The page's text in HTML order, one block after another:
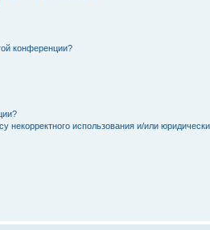
конференции?
некорректного использования и/или